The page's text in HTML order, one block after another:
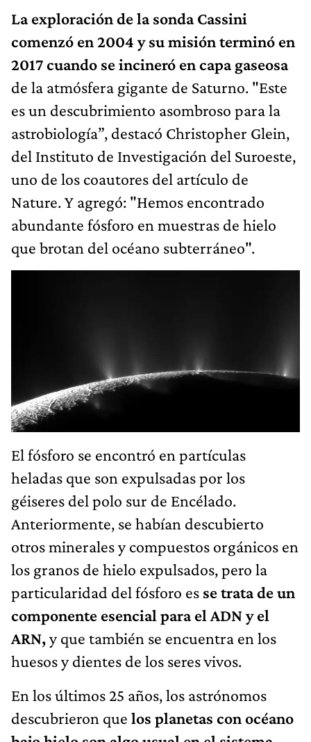
La exploración de la sonda Cassini
comenzó en 2004 y su misión terminó en
2017 cuando se incineró en capa gaseosa
de la atmósfera gigante de Saturno. "Este
es un descubrimiento asombroso para la
astrobiología”, destacó Christopher Glein,
del Instituto de Investigación del Suroeste,
uno de los coautores del artículo de
Nature. Y agregó: "Hemos encontrado
abundante fósforo en muestras de hielo
que brotan del océano subterráneo".
El fósforo se encontró en partículas
heladas que son expulsadas por los
géiseres del polo sur de Encélado.
Anteriormente, se habían descubierto
otros minerales y compuestos orgánicos en
los granos de hielo expulsados, pero la
particularidad del fósforo es se trata de un
componente esencial para el ADN y el
ARN,y que también se encuentra en los
huesos y dientes de los seres vivos.
En los últimos 25 años, los astrónomos
descubrieron que los planetas con océano